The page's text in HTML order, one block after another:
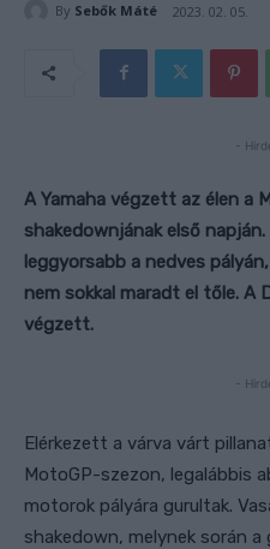
By Sebők Máté 2023. 02. 05.
-
A Yamaha végzett az élen a
shakedownjának első
leggyorsabb a nedves
nem sokkal maradt el tőle. A
végzett.
-
Elérkezett a várva várt
MotoGP-szezon, legalábbis
motorok pályára gurultak.
shakedown, melynek során